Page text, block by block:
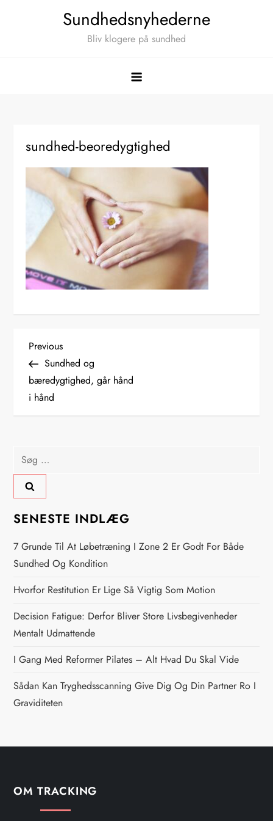
Sundhedsnyhederne
Bliv klogere på sundhed
sundhed-beoredygtighed
I
n
d
æ
g
s
n
a
v
i
g
a
i
o
Previous
Post
Previous
Sundhed og
bæredygtighed, går hånd
i hånd
Søg
efter:
SENESTE INDLÆG
7 Grunde Til At Løbetræning I Zone 2 Er Godt For Både
Sundhed Og Kondition
Hvorfor Restitution Er Lige Så Vigtig Som Motion
Decision Fatigue: Derfor Bliver Store Livsbegivenheder
Mentalt Udmattende
I Gang Med Reformer Pilates – Alt Hvad Du Skal Vide
Sådan Kan Tryghedsscanning Give Dig Og Din Partner Ro I
Graviditeten
OM TRACKING